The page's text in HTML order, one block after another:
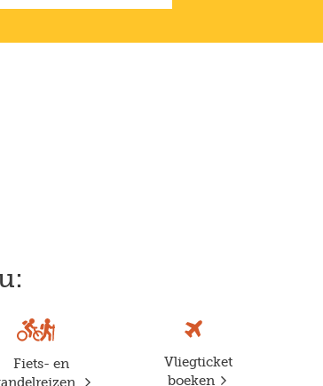
Fiets- en
Vliegticket
boeken